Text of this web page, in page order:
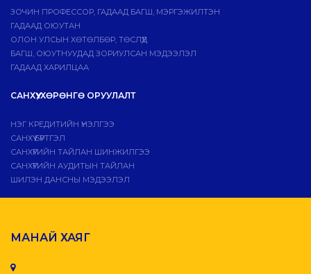
ЗОЧИН ПРОФЕССОР, ГАДААД БАГШ, МЭРГЭЖИЛТЭН
ГАДААД ОЮУТАН
ОЛОН УЛСЫН ХӨТӨЛБӨР, ТӨСЛҮҮД
БАГШ, ОЮУТНУУДАД ЗОРИУЛСАН МЭДЭЭЛЭЛ
ГАДААД ХАРИЛЦАА
САНХҮҮ, ХӨРӨНГӨ ОРУУЛАЛТ
НЭГ КРЕДИТИЙН ҮНЭЛГЭЭ
САНХҮҮ БҮРТГЭЛ
САНХҮҮГИЙН ТАЙЛАН ШИНЖИЛГЭЭ
САНХҮҮГИЙН АУДИТЫН ТАЙЛАН
ШИЛЭН ДАНСНЫ МЭДЭЭЛЭЛ
МАНАЙ ХАЯГ